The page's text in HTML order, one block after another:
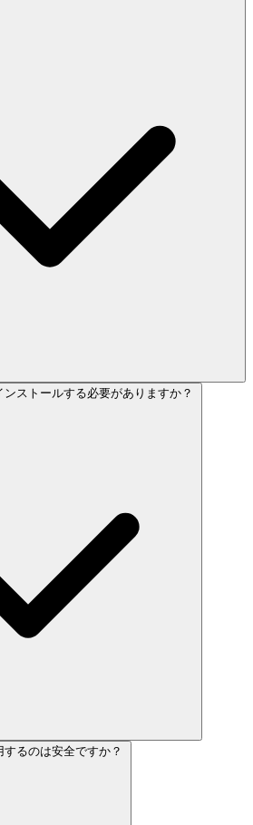
ストールする必要がありますか？
るのは安全ですか？